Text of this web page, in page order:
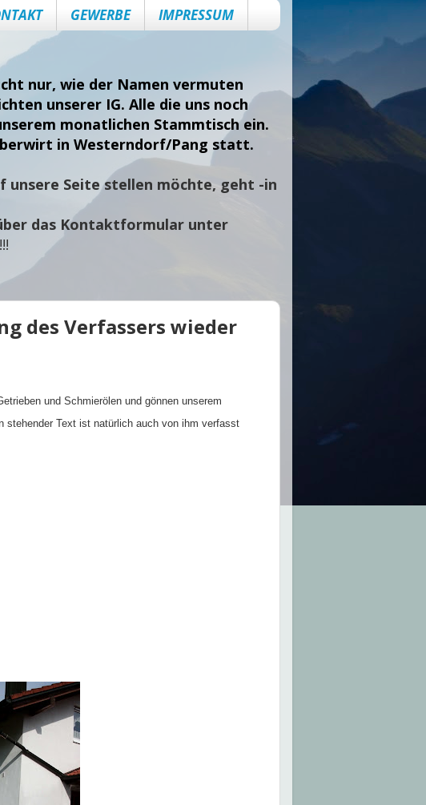
GEWERBE IMPRESSUM
nur, wie der Namen vermuten
unserer IG. Alle die uns noch
monatlichen Stammtisch ein.
in Westerndorf/Pang statt.
unsere Seite stellen möchte, geht -in
das Kontaktformular unter
!!!
des Verfassers wieder
und Schmierölen und gönnen unserem
stehender Text ist natürlich auch von ihm verfasst